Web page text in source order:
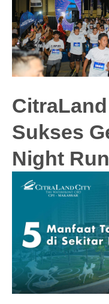
Sukses
Night